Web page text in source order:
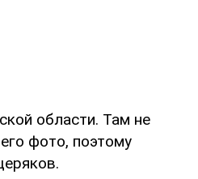
области. Там не
фото, поэтому